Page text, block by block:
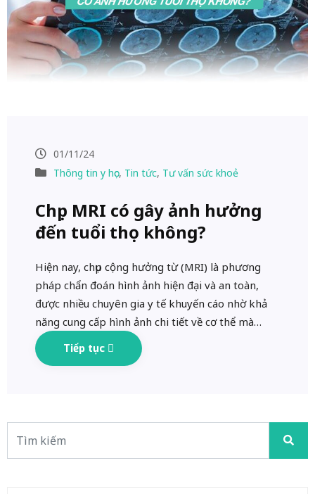
01/11/24
Thông tin y học, Tin tức, Tư vấn sức khoẻ
Chụp MRI có gây ảnh hưởng
đến tuổi thọ không?
Hiện nay, chụp cộng hưởng từ (MRI) là phương
pháp chẩn đoán hình ảnh hiện đại và an toàn,
được nhiều chuyên gia y tế khuyến cáo nhờ khả
năng cung cấp hình ảnh chi tiết về cơ thể mà…
Tiếp tục